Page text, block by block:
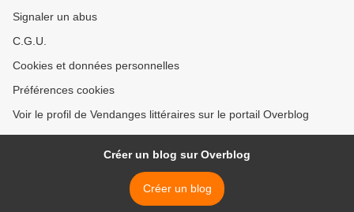
Signaler un abus
C.G.U.
Cookies et données personnelles
Préférences cookies
Voir le profil de Vendanges littéraires sur le portail Overblog
Créer un blog sur Overblog
Créer un blog